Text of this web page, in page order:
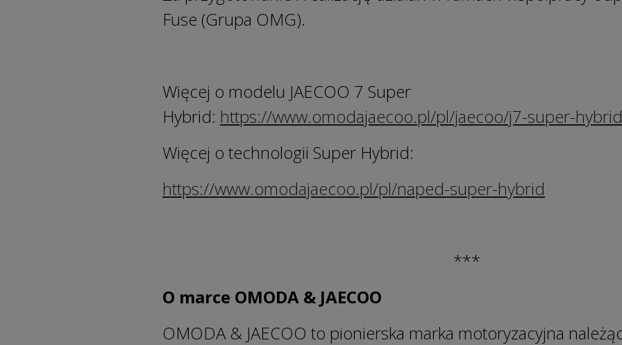
Fuse (Grupa OMG).
Więcej o modelu JAECOO 7 Super
Hybrid: https://www.omodajaecoo.pl/pl/jaecoo/j7-super-hybrid
Więcej o technologii Super Hybrid:
https://www.omodajaecoo.pl/pl/naped-super-hybrid
***
O marce OMODA & JAECOO
OMODA & JAECOO to pionierska marka motoryzacyjna